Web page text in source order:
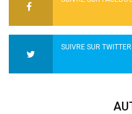
SUIVRE SUR TWITTER